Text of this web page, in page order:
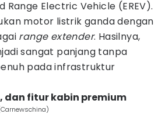
Range Electric Vehicle (EREV).
motor listrik ganda dengan
range extender. Hasilnya,
sangat panjang tanpa
pada infrastruktur
dan fitur kabin premium